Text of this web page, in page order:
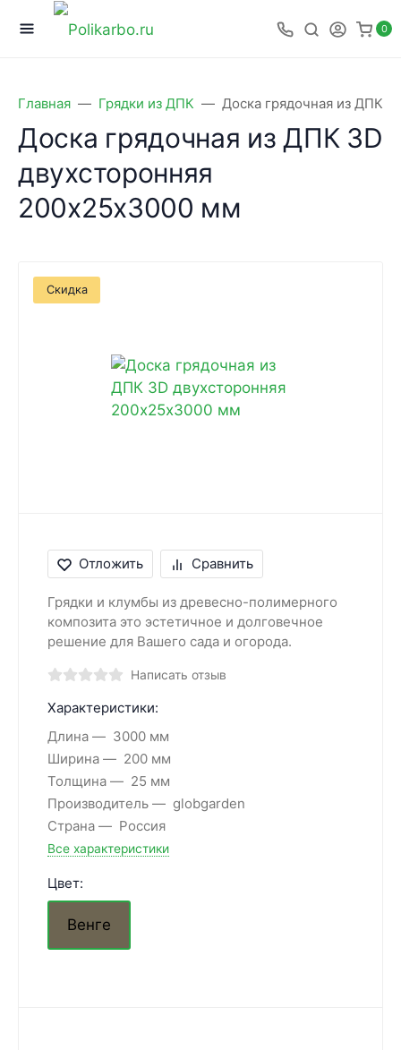
0
Главная Грядки из ДПК Доска грядочная из ДПК
Доска грядочная из ДПК 3D
двухсторонняя
200х25х3000 мм
Скидка
Отложить Сравнить
Грядки и клумбы из древесно-полимерного
композита это эстетичное и долговечное
решение для Вашего сада и огорода.
Написать отзыв
Характеристики:
Длина
3000 мм
Ширина
200 мм
Толщина
25 мм
Производитель
globgarden
Страна
Россия
Все характеристики
Цвет:
Венге